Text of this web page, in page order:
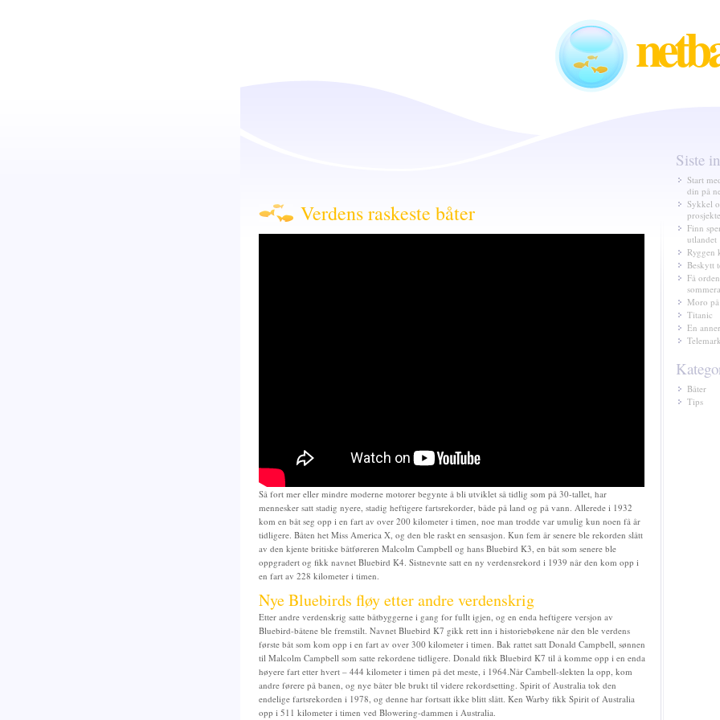
Verdens raskeste båter
Så fort mer eller mindre moderne motorer begynte å bli utviklet så tidlig som på 30-tallet, har
mennesker satt stadig nyere, stadig heftigere fartsrekorder, både på land og på vann. Allerede i 1932
kom en båt seg opp i en fart av over 200 kilometer i timen, noe man trodde var umulig kun noen få år
tidligere. Båten het Miss America X, og den ble raskt en sensasjon. Kun fem år senere ble rekorden slått
av den kjente britiske båtføreren Malcolm Campbell og hans Bluebird K3, en båt som senere ble
oppgradert og fikk navnet Bluebird K4. Sistnevnte satt en ny verdensrekord i 1939 når den kom opp i
en fart av 228 kilometer i timen.
Nye Bluebirds fløy etter andre verdenskrig
Etter andre verdenskrig satte båtbyggerne i gang for fullt igjen, og en enda heftigere versjon av
Bluebird-båtene ble fremstilt. Navnet Bluebird K7 gikk rett inn i historiebøkene når den ble verdens
første båt som kom opp i en fart av over 300 kilometer i timen. Bak rattet satt Donald Campbell, sønnen
til Malcolm Campbell som satte rekordene tidligere. Donald fikk Bluebird K7 til å komme opp i en enda
høyere fart etter hvert – 444 kilometer i timen på det meste, i 1964.Når Cambell-slekten la opp, kom
andre førere på banen, og nye båter ble brukt til videre rekordsetting. Spirit of Australia tok den
endelige fartsrekorden i 1978, og denne har fortsatt ikke blitt slått. Ken Warby fikk Spirit of Australia
opp i 511 kilometer i timen ved Blowering-dammen i Australia.
Siste
Start
din på
Sykkel
Finn
utlandet
Ryggen
Beskytt
Få
Moro
Titanic
En
Båter
Tips